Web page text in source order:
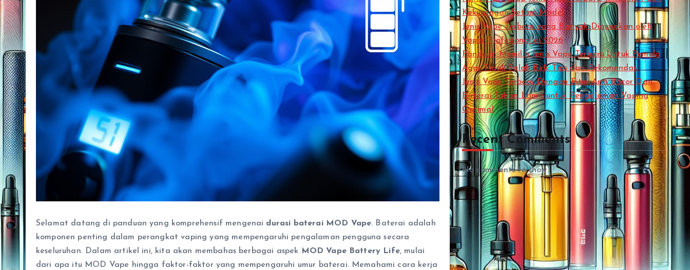
Selamat datang di panduan yang komprehensif mengenai durasi baterai MOD Vape. Baterai adalah
komponen penting dalam perangkat vaping yang mempengaruhi pengalaman pengguna secara
keseluruhan. Dalam artikel ini, kita akan membahas berbagai aspek
MOD Vape Battery Life, mulai
dari apa itu MOD Vape hingga faktor-faktor yang mempengaruhi umur baterai. Memahami cara kerja
Kekurangan Setiap Model
Jenis Vape Terbaru yang Banyak Digunakan oleh
Vaper Profesional di 2026
Panduan Memilih Jenis Vape Terbaru Untuk Pemula
Agar Tidak Salah Beli: Tips dan Rekomendasi
Jenis Vape Terbaru Dengan Fitur Anti Bocor Dan
Baterai Tahan Lama untuk Pengalaman Vaping
Optimal
Recent Comments
No comments to show.